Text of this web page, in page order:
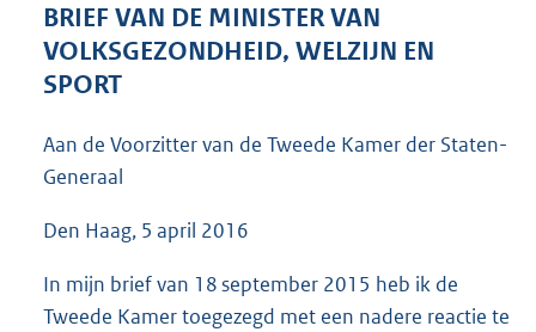
:
4
BRIEF VAN DE MINISTER VAN
VOLKSGEZONDHEID, WELZIJN EN
SPORT
Aan de Voorzitter van de Tweede Kamer der Staten-
Generaal
Den Haag, 5 april 2016
In mijn brief van 18 september 2015 heb ik de
Tweede Kamer toegezegd met een nadere reactie te